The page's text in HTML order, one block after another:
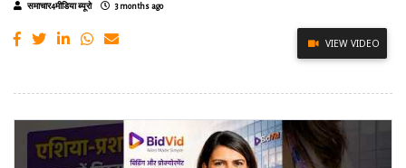
समाचार4मीडिया ब्यूरो 3 months ago
VIEW VIDEO